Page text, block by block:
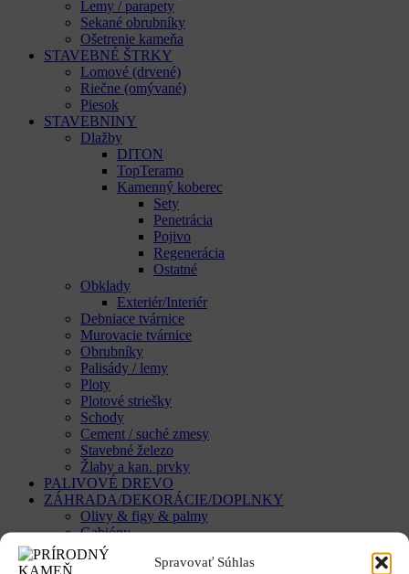
Spravovať Súhlas
Lemy / parapety
Sekané obrubníky
Ošetrenie kameňa
STAVEBNÉ ŠTRKY
Lomové (drvené)
Riečne (omývané)
Piesok
STAVEBNINY
Dlažby
DITON
TopTeramo
Kamenný koberec
Sety
Penetrácia
Pojivo
Regenerácia
Ostatné
Obklady
Exteriér/Interiér
Debniace tvárnice
Murovacie tvárnice
Obrubníky
Palisády / lemy
Ploty
Plotové striešky
Schody
Cement / suché zmesy
Stavebné železo
Žlaby a kan. prvky
PALIVOVÉ DREVO
ZÁHRADA/DEKORÁCIE/DOPLNKY
Olivy & figy & palmy
Gabióny
Do vinných pivníc
Exkluzívne talianske dekorácie